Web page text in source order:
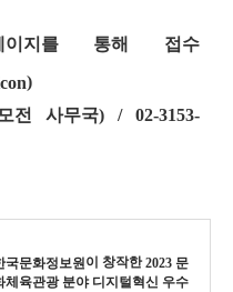
이지를 통해 접수
)
전 사무국) / 02-3153-
국문화정보원이 창작한2023 문
체육관광 분야 디지털혁신 우수